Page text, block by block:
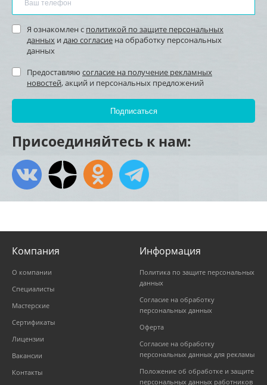
Я ознакомлен с политикой по защите персональных
данных и даю согласие на обработку персональных
данных
Предоставляю согласие на получение рекламных
новостей, акций и персональных предложений
Присоединяйтесь к нам:
Компания
О компании
Специалисты
Мастерские
Сертификаты
Лицензии
Вакансии
Контакты
Информация
Политика по защите персональных
данных
Согласие на обработку
персональных данных
Оферта
Согласие на обработку
персональных данных для рекламы
Положение об обработке и защите
персональных данных работников